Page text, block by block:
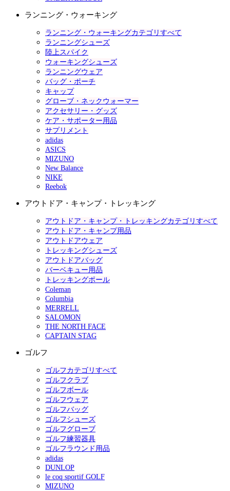
ランニング・ウォーキング
ランニング・ウォーキングカテゴリすべて
ランニングシューズ
陸上スパイク
ウォーキングシューズ
ランニングウェア
バッグ・ポーチ
キャップ
グローブ・ネックウォーマー
アクセサリー・グッズ
ケア・サポーター用品
サプリメント
adidas
ASICS
MIZUNO
New Balance
NIKE
Reebok
アウトドア・キャンプ・トレッキング
アウトドア・キャンプ・トレッキングカテゴリすべて
アウトドア・キャンプ用品
アウトドアウェア
トレッキングシューズ
アウトドアバッグ
バーベキュー用品
トレッキングポール
Coleman
Columbia
MERRELL
SALOMON
THE NORTH FACE
CAPTAIN STAG
ゴルフ
ゴルフカテゴリすべて
ゴルフクラブ
ゴルフボール
ゴルフウェア
ゴルフバッグ
ゴルフシューズ
ゴルフグローブ
ゴルフ練習器具
ゴルフラウンド用品
adidas
DUNLOP
le coq sportif GOLF
MIZUNO